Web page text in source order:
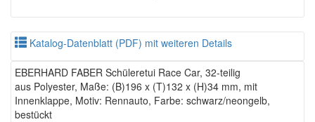
Katalog-Datenblatt (PDF) mit weiteren Details
EBERHARD FABER Schüleretui Race Car, 32-teilig
aus Polyester, Maße: (B)196 x (T)132 x (H)34 mm, mit
Innenklappe, Motiv: Rennauto, Farbe: schwarz/neongelb,
bestückt